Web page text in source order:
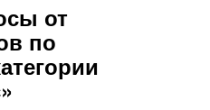
от
по